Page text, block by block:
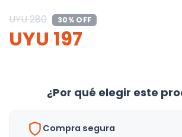
UYU280 30% OFF
UYU 197
¿Por qué elegir este
Compra segura